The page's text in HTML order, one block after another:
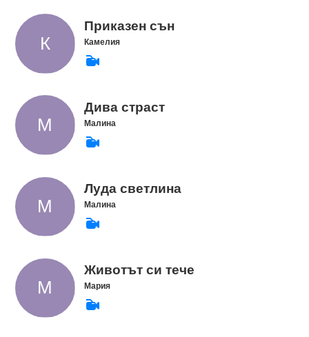
Приказен сън
Камелия
Дива страст
Малина
Луда светлина
Малина
Животът си тече
Мария